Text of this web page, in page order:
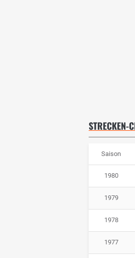
STRECKEN-
Saison
1980
1979
1978
1977